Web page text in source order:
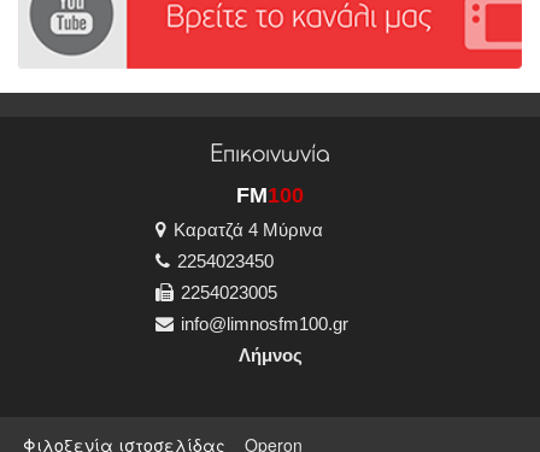
Επικοινωνία
FM100
Καρατζά 4 Μύρινα
2254023450
2254023005
info@limnosfm100.gr
Λήμνος
Φιλοξενία ιστοσελίδας Operon